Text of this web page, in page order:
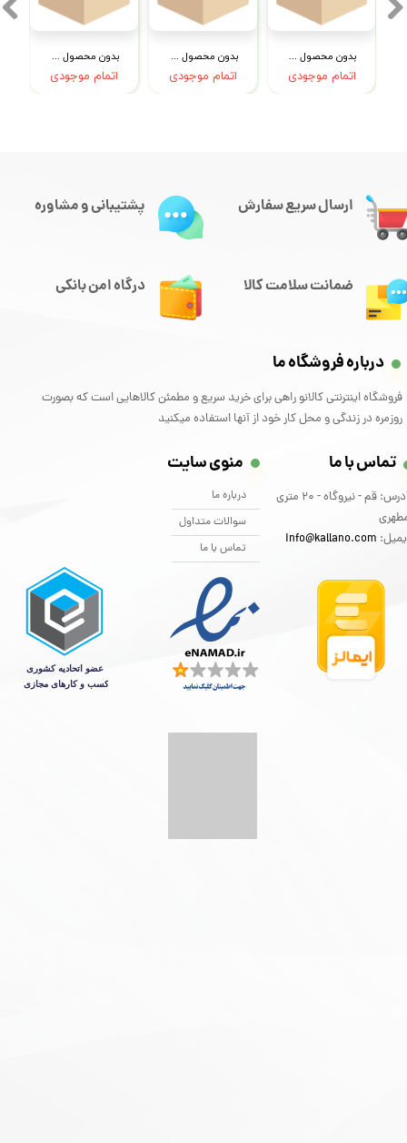
بدون محصول جهت نمایش
اتمام موجودی
بدون محصول جهت نمایش
اتمام موجودی
بدون محصول جهت نمایش
اتمام موجودی
ارسال سریع سفارش
درگاه امن بانکی
پشتیبانی و مشاوره
ضمانت سلامت کالا
درباره فروشگاه ما
فروشگاه اینترنتی کالانو راهی برای خرید سریع و مطمئن کالاهایی است که بصورت
روزمره در زندگی و محل کار خود از آنها استفاده میکنید
تماس با ما
آدرس: قم - نیروگاه - 20 متری
info@kallano.com​​​​​​​
منوی سایت
درباره ما
سوالات متداول
تماس با ما